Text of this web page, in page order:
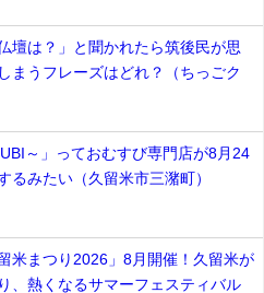
壇は？」と聞かれたら筑後民が思
まうフレーズはどれ？（ちっごク
～」っておむすび専門店が8月24
るみたい（久留米市三潴町）
米まつり2026」8月開催！久留米が
、熱くなるサマーフェスティバル